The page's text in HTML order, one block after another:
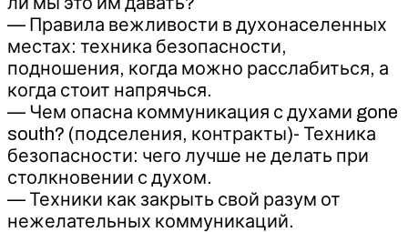
— Правила вежливости в духонаселенных
местах: техника безопасности,
подношения, когда можно расслабиться, а
когда стоит напрячься.
— Чем опасна коммуникация с духами gone
south? (подселения, контракты)- Техника
безопасности: чего лучше не делать при
столкновении с духом.
— Техники как закрыть свой разум от
нежелательных коммуникаций.